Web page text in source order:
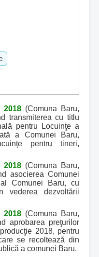
2018 (Comuna Baru,
transmiterea cu titlu
pentru Locuinţe a
a Comunei Baru,
pentru tineri,
2018 (Comuna Baru,
asocierea Comunei
Comunei Baru, cu
vederea dezvoltării
2018 (Comuna Baru,
aprobarea preţurilor
2018, pentru
se recoltează din
a comunei Baru.